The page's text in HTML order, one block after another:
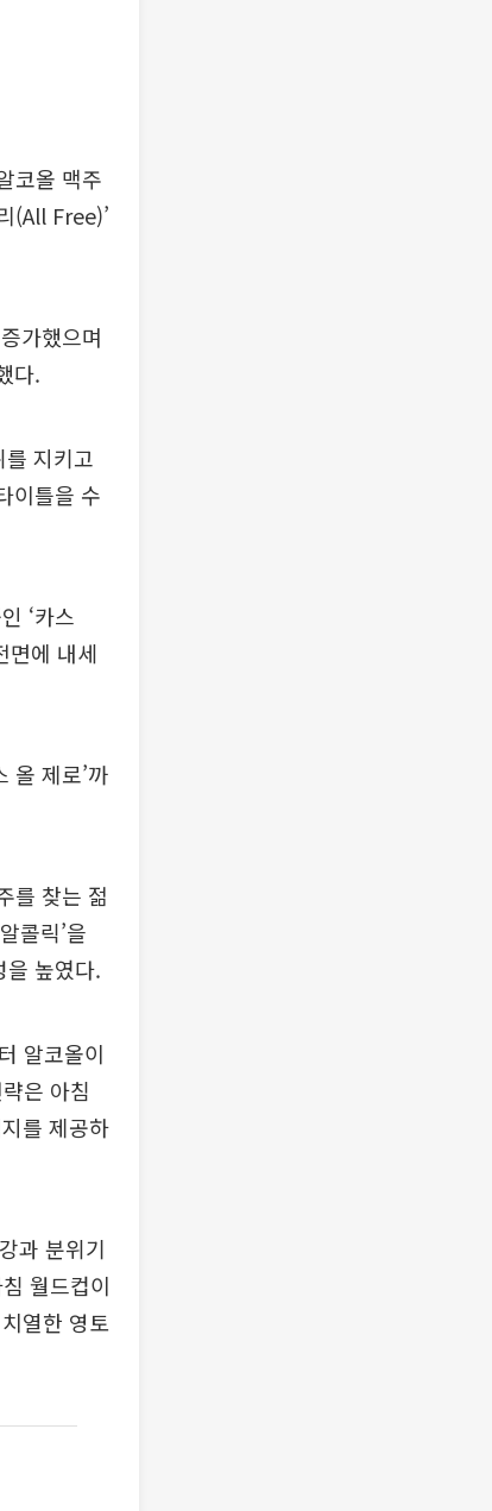
코올 맥주
(All Free)’
가했으며
다.
지키고
이틀을 수
‘카스
면에 내세
올 제로’까
를 찾는 젊
콜릭’을
을 높였다.
알코올이
은 아침
를 제공하
과 분위기
월드컵이
열한 영토